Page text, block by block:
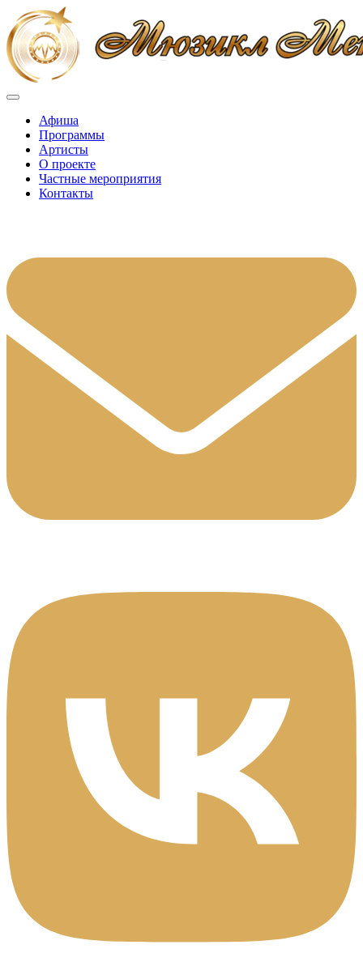
Афиша
Программы
Артисты
О проекте
Частные мероприятия
Контакты